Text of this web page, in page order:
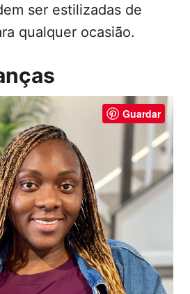
ser estilizadas de
qualquer ocasião.
Guardar